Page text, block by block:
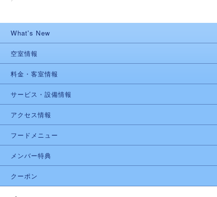
What's New
空室情報
料金・客室情報
サービス・設備情報
アクセス情報
フードメニュー
メンバー特典
クーポン